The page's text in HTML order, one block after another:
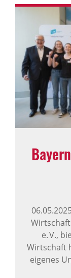
e. V.,
Wirtschaft
eigenes